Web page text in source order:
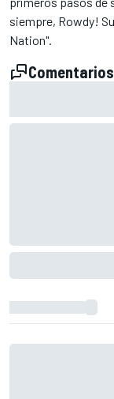
siempre, Rowdy!
Nation".
Comentarios